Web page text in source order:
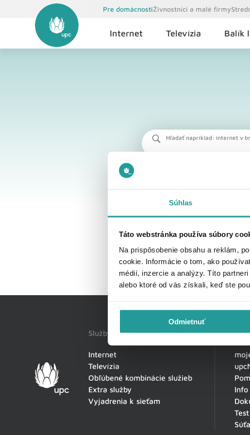
Súhlas
Táto webstránka používa súbory
Na prispôsobenie obsahu a reklám,
cookie. Informácie o tom, ako
médií, inzercie a analýzy. Títo
alebo ktoré od vás získali, keď ste
Odmietnuť
Pre domácnostiŽivnostníci a malé firmy
Internet Televízia Balík
Hľadať napríklad: internet v
Služby
Internet
Televízia
Obľúbené kombinácie služieb
Extra služby
Vyjadrenia k sieťam